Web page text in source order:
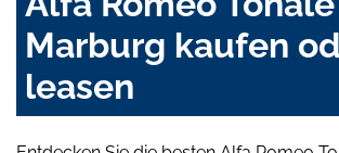
Marburg kaufen
leasen